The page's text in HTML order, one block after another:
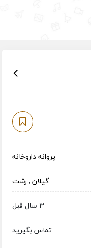
پروانه داروخانه
گیلان, رشت
3 سال قبل
تماس بگیرید